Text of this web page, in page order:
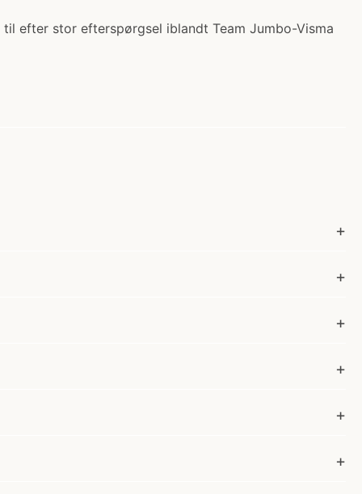
efter stor efterspørgsel iblandt Team Jumbo-Visma